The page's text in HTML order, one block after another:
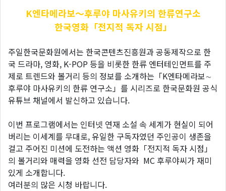
K엔타메라보～후루야 마사유키의 한류연구소
한국영화「전지적 독자 시점」
주일한국문화원에서는 한국콘텐츠진흥원과 공동제작으로 한
국 드라마, 영화, K-POP 등을 비롯한 한류 엔터테인먼트를 주
제로 트렌드와 볼거리 등의 정보를 소개하는「K엔타메라보∼
후루야 마사유키의 한류 연구소」를 시리즈로 한국문화원 공식
유튜브 채널에서 발신하고 있습니다.
이번 프로그램에서는 인터넷 연재 소설 속 세계가 현실이 되어
버리는 이세계를 무대로, 유일한 구독자였던 주인공이 생존을
걸고 주어진 미션에 도전하는 액션 영화「전지적 독자 시점」
의 볼거리와 매력을 영화 선전 담당자와 MC 후루야씨가 재미
있게 소개합니다.
여러분의 많은 시청 바랍니다.